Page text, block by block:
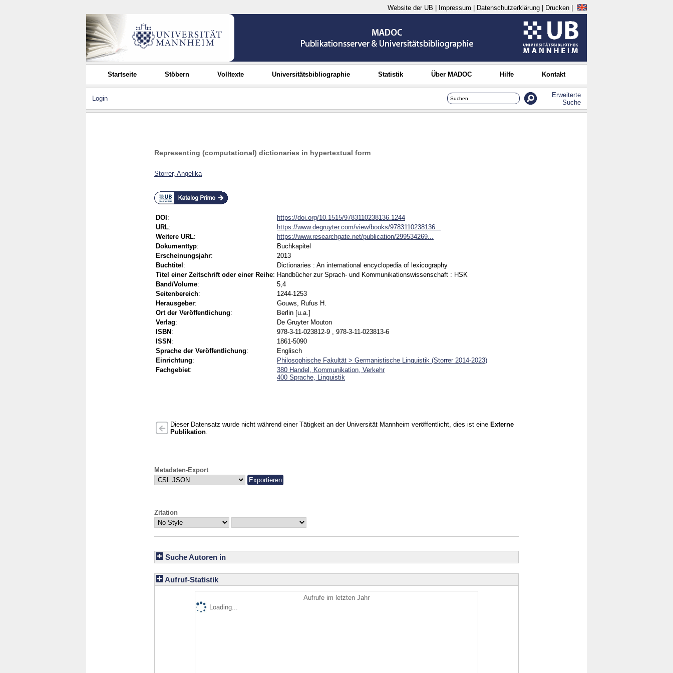
Website der UB Impressum Datenschutzerklärung Drucken
Startseite Stöbern Volltexte Universitätsbibliographie Statistik Über MADOC Hilfe Kontakt
Login
Erweiterte
Suche
Representing (computational) dictionaries in hypertextual form
Storrer, Angelika
DOI :
https://doi.org/10.1515/9783110238136.1244
URL:
https://www.degruyter.com/view/books/9783110238136...
Weitere URL:
https://www.researchgate.net/publication/299534269...
Dokumenttyp:
Buchkapitel
Erscheinungsjahr:
2013
Buchtitel :
Dictionaries : An international encyclopedia of lexicography
Titel einer Zeitschrift oder einer Reihe: Handbücher zur Sprach- und Kommunikationswissenschaft : HSK
Band/Volume:
5,4
Seitenbereich:
1244-1253
Herausgeber:
Gouws, Rufus H.
Ort der Veröffentlichung:
Berlin [u.a.]
Verlag:
De Gruyter Mouton
ISBN :
978-3-11-023812-9 , 978-3-11-023813-6
ISSN :
1861-5090
Sprache der Veröffentlichung:
Englisch
Einrichtung:
Philosophische Fakultät > Germanistische Linguistik (Storrer 2014-2023)
Fachgebiet:
380 Handel, Kommunikation, Verkehr
400 Sprache, Linguistik
Dieser Datensatz wurde nicht während einer Tätigkeit an der Universität Mannheim veröffentlicht, dies ist eine Externe
Publikation
Metadaten-Export
Zitation
Suche Autoren in
Aufruf-Statistik
Aufrufe im letzten Jahr
Loading...